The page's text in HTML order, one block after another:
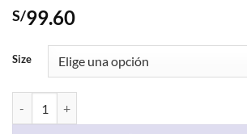
S/99.60
Size